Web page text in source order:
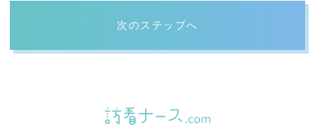
次のステップへ